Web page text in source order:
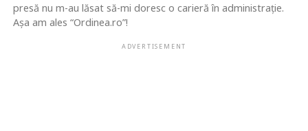
presă nu m-au lăsat să-mi doresc o carieră în administrație.
Așa am ales “Ordinea.ro”!
ADVERTISEMENT